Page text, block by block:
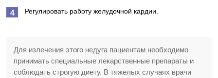
Регулировать работу желудочной кардии.
Для излечения этого недуга пациентам необходимо
принимать специальные лекарственные препараты и
соблюдать строгую диету. В тяжелых случаях врачи